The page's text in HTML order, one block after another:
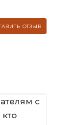
ОТЗЫВ
с